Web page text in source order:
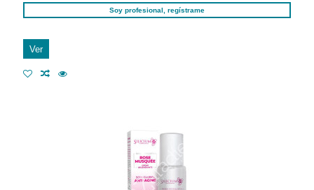
Soy profesional, regístrame
Ver